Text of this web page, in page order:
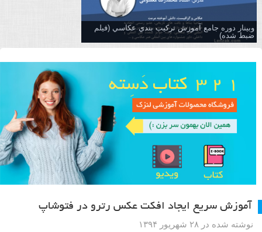
وبینار دوره جامع آموزش تركيب بندي عكاسي (فیلم
ضبط شده)
آموزش سریع ایجاد افکت عکس رترو در فتوشاپ
نوشته شده در ۲۸ شهریور ۱۳۹۴